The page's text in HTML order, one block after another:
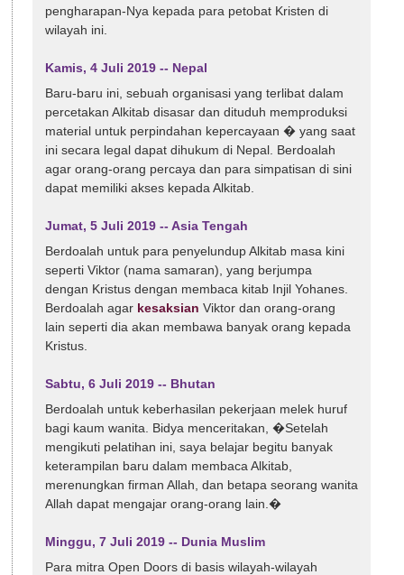
pengharapan-Nya kepada para petobat Kristen di
wilayah ini.
Kamis, 4 Juli 2019 -- Nepal
Baru-baru ini, sebuah organisasi yang terlibat dalam
percetakan Alkitab disasar dan dituduh memproduksi
material untuk perpindahan kepercayaan � yang saat
ini secara legal dapat dihukum di Nepal. Berdoalah
agar orang-orang percaya dan para simpatisan di sini
dapat memiliki akses kepada Alkitab.
Jumat, 5 Juli 2019 -- Asia Tengah
Berdoalah untuk para penyelundup Alkitab masa kini
seperti Viktor (nama samaran), yang berjumpa
dengan Kristus dengan membaca kitab Injil Yohanes.
Berdoalah agar kesaksian Viktor dan orang-orang
lain seperti dia akan membawa banyak orang kepada
Kristus.
Sabtu, 6 Juli 2019 -- Bhutan
Berdoalah untuk keberhasilan pekerjaan melek huruf
bagi kaum wanita. Bidya menceritakan, �Setelah
mengikuti pelatihan ini, saya belajar begitu banyak
keterampilan baru dalam membaca Alkitab,
merenungkan firman Allah, dan betapa seorang wanita
Allah dapat mengajar orang-orang lain.�
Minggu, 7 Juli 2019 -- Dunia Muslim
Para mitra Open Doors di basis wilayah-wilayah